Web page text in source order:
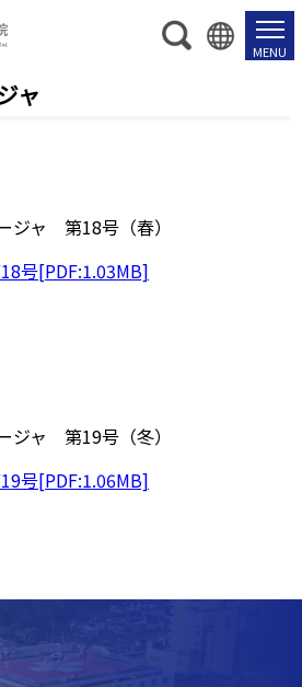
ャ
ジャ 第18号（春）
号[PDF:1.03MB]
ジャ 第19号（冬）
号[PDF:1.06MB]